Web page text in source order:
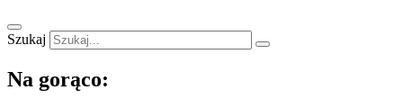
Szukaj
Na gorąco: